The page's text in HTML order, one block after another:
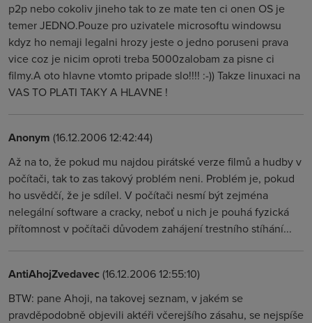
p2p nebo cokoliv jineho tak to ze mate ten ci onen OS je
temer JEDNO.Pouze pro uzivatele microsoftu windowsu
kdyz ho nemaji legalni hrozy jeste o jedno poruseni prava
vice coz je nicim oproti treba 5000zalobam za pisne ci
filmy.A oto hlavne vtomto pripade slo!!!! :-)) Takze linuxaci na
VAS TO PLATI TAKY A HLAVNE !
Anonym (16.12.2006 12:42:44)
Až na to, že pokud mu najdou pirátské verze filmů a hudby v
počítači, tak to zas takový problém neni. Problém je, pokud
ho usvědčí, že je sdílel. V počítači nesmí být zejména
nelegální software a cracky, neboť u nich je pouhá fyzická
přítomnost v počítači důvodem zahájení trestního stíhání...
AntiAhojZvedavec(16.12.2006 12:55:10)
BTW: pane Ahoji, na takovej seznam, v jakém se
pravděpodobně objevili aktéři včerejšího zásahu, se nejspíše